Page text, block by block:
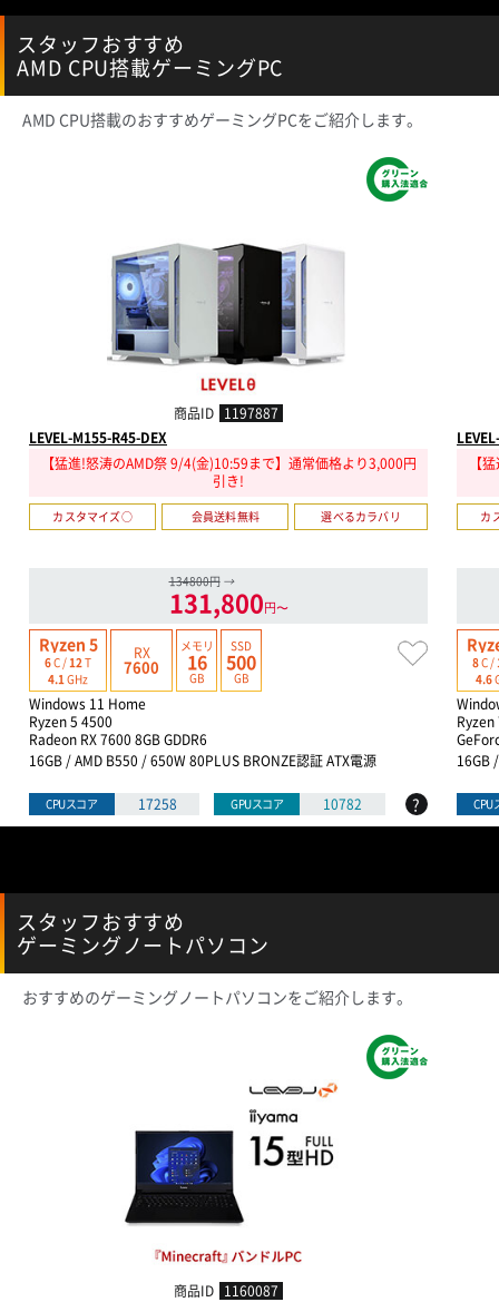
スタッフおすすめ
AMD CPU搭載ゲーミングPC
AMD CPU搭載のおすすめゲーミングPCをご紹介します。
商品ID 1197887
LEVEL-M155-R45-DEX
【猛進!怒涛のAMD祭 9/4(金)10:59まで】通常価格より3,000円
引き!
カスタマイズ○ 会員送料無料 選べるカラバリ
134800円 →
131,800円〜
Ryzen 5
6C /12T
4.1 GHz
RX
7600
メモリ
16
GB
SSD
500
GB
Windows 11 Home
Ryzen 5 4500
Radeon RX 7600 8GB GDDR6
16GB / AMD B550 / 650W 80PLUS BRONZE認証 ATX電源
CPUスコア 17258 GPUスコア 10782 ?
【
カ
8C /
4.6
16GB
CPU
スタッフおすすめ
ゲーミングノートパソコン
おすすめのゲーミングノートパソコンをご紹介します。
商品ID 1160087